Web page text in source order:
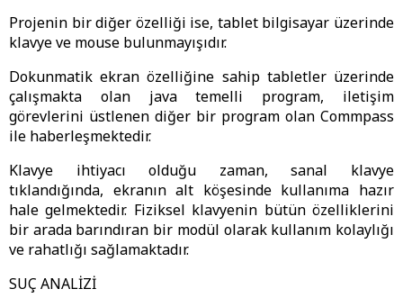
Projenin bir diğer özelliği ise, tablet bilgisayar üzerinde
klavye ve mouse bulunmayışıdır.
Dokunmatik ekran özelliğine sahip tabletler üzerinde
çalışmakta olan java temelli program, iletişim
görevlerini üstlenen diğer bir program olan Commpass
ile haberleşmektedir.
Klavye ihtiyacı olduğu zaman, sanal klavye
tıklandığında, ekranın alt köşesinde kullanıma hazır
hale gelmektedir. Fiziksel klavyenin bütün özelliklerini
bir arada barındıran bir modül olarak kullanım kolaylığı
ve rahatlığı sağlamaktadır.
SUÇ ANALİZİ